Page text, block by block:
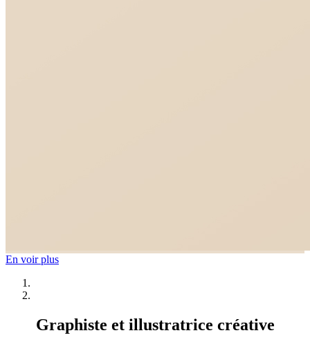
En voir plus
Graphiste et illustratrice créative